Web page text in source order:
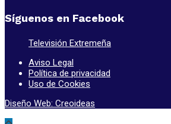
Síguenos en Facebook
Televisión Extremeña
Aviso Legal
Política de privacidad
Uso de Cookies
Diseño Web: Creoideas